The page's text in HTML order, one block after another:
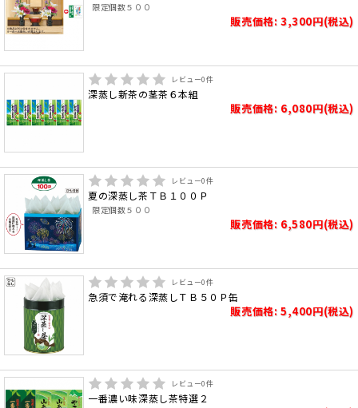
限定個数５００
販売価格: 3,300円(税込)
レビュー0件
深蒸し新茶の茎茶６本組
販売価格: 6,080円(税込)
レビュー0件
夏の深蒸し茶ＴＢ１００Ｐ
限定個数５００
販売価格: 6,580円(税込)
レビュー0件
急須で淹れる深蒸しＴＢ５０Ｐ缶
販売価格: 5,400円(税込)
レビュー0件
一番濃い味深蒸し茶特選２